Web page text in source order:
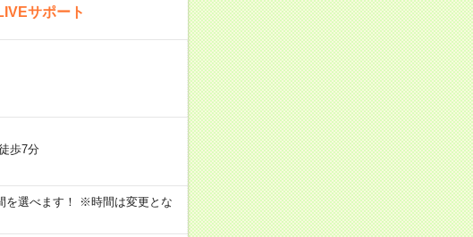
サポート
歩7分
を選べます！ ※時間は変更とな